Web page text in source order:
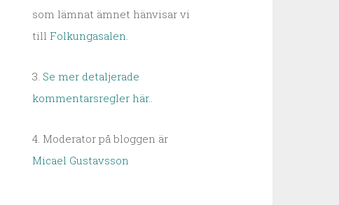
som lämnat ämnet hänvisar vi
till Folkungasalen.
3. Se mer detaljerade
kommentarsregler här..
4. Moderator på bloggen är
Micael Gustavsson